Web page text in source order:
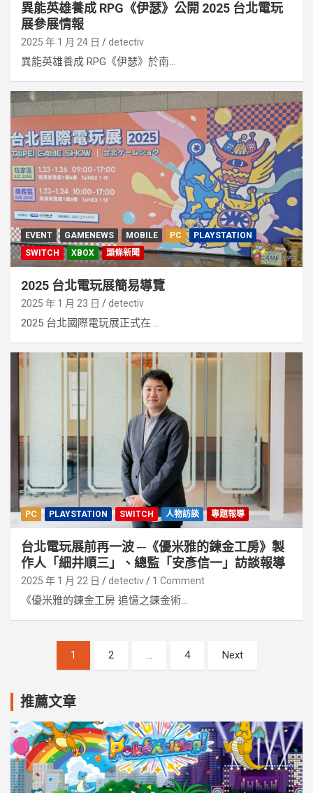
異能英雄養成 RPG《伊瑟》公開 2025 台北電玩
展參展情報
2025 年 1 月 24 日 detectiv
異能英雄養成 RPG《伊瑟》於南...
EVENT GAMENEWS MOBILE PC
PLAYSTATION
SWITCH
XBOX 頭條新聞
2025 台北電玩展簡易導覽
2025 年 1 月 23 日 detectiv
2025 台北國際電玩展正式在 ...
PC PLAYSTATION SWITCH 人物訪談 專題報導
台北電玩展前再一波 ─《優米雅的鍊金工房》製
作人「細井順三」、總監「安彥信一」訪談報導
2025 年 1 月 22 日 detectiv 1 Comment
《優米雅的鍊金工房 追憶之鍊金術...
分
頁
1 2 ... 4 Next
推薦文章